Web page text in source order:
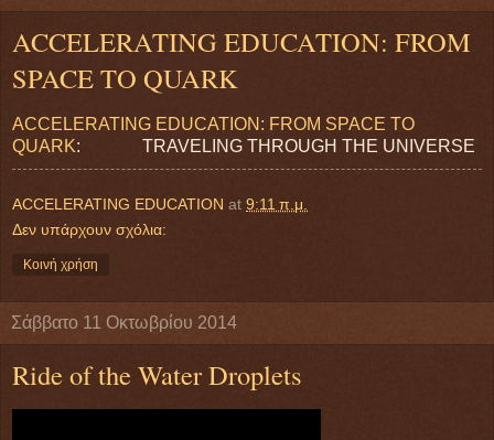
ACCELERATING EDUCATION: FROM
SPACE TO QUARK
ACCELERATING EDUCATION: FROM SPACE TO
QUARK: TRAVELING THROUGH THE UNIVERSE
ACCELERATING EDUCATION at 9:11 π.μ.
Δεν υπάρχουν σχόλια:
Κοινή χρήση
Σάββατο 11 Οκτωβρίου 2014
Ride of the Water Droplets